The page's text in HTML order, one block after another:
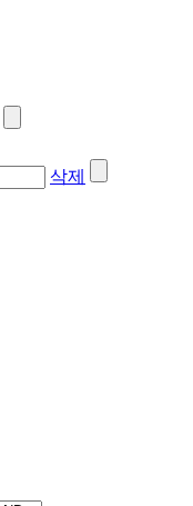
삭제